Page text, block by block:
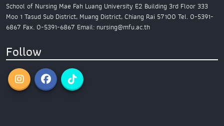
School of Nursing Mae Fah Luang University E2 Building 3rd Floor 333
Moo 1 Tasud Sub District, Muang District, Chiang Rai 57100 Tel. 0-5391-
6867 Fax. 0-5391-6867 Email: nursing@mfu.ac.th
Follow